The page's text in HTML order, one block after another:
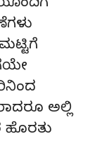
ಅಲ್ಲಿ
ಹೊರತು